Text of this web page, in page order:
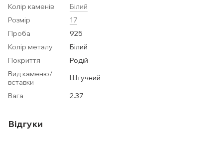
Колір каменів
Білий
Розмір
17
Проба
925
Колір металу
Білий
Покриття
Родій
Вид каменю/
вставки
Штучний
Вага
2.37
Відгуки